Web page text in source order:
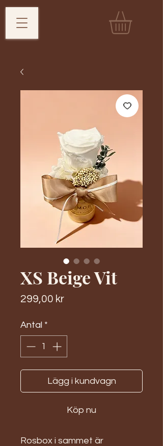
XS Beige Vit
299,00 krPris
Antal *
Lägg i kundvagn
Köp nu
Rosbox i sammet är